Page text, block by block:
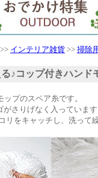
>> インテリア雑貨 >> 掃除
♪コップ付きハンド
プのスペア糸です。
がさりげなく入っていま
リをキャッチし、洗って